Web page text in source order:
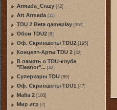
Armada_Crazy [42]
Art Armada [11]
TDU 2 Beta gameplay [300]
Обои TDU2 [8]
Оф. Скриншоты TDU2 [195]
Концепт-Арты TDU 2 [32]
В память о TDU-клубе
"Eleanor"... [32]
Суперкары TDU [80]
Оф. Скриншоты TDU1 [47]
Mafia 2 [100]
Мир игр [7]